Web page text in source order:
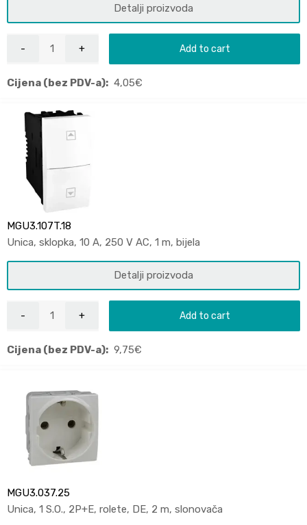
Detalji proizvoda
Add to cart
Cijena (bez PDV-a): 4,05€
MGU3.107T.18
Unica, sklopka, 10 A, 250 V AC, 1 m, bijela
Detalji proizvoda
Add to cart
Cijena (bez PDV-a): 9,75€
MGU3.037.25
Unica, 1 S.O., 2P+E, rolete, DE, 2 m, slonovača